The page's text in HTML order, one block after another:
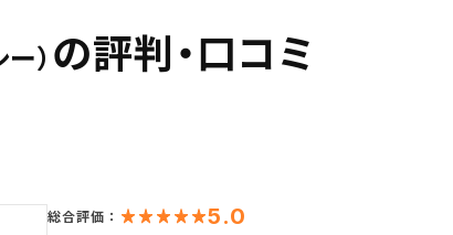
） の評判・口コミ
総合評価： 5.0